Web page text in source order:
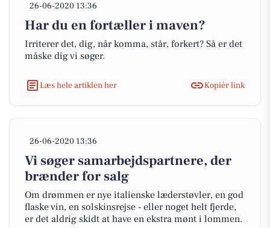
26-06-2020 13:36
Har du en fortæller i maven?
Irriterer det, dig, når komma, står, forkert? Så er det
måske dig vi søger.
Læs hele artiklen her Kopiér link
26-06-2020 13:36
Vi søger samarbejdspartnere, der
brænder for salg
Om drømmen er nye italienske læderstøvler, en god
flaske vin, en solskinsrejse - eller noget helt fjerde,
er det aldrig skidt at have en ekstra mønt i lommen.